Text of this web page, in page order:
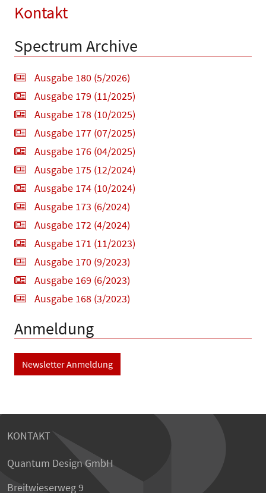
Kontakt
Spectrum Archive
Ausgabe 180 (5/2026)
Ausgabe 179 (11/2025)
Ausgabe 178 (10/2025)
Ausgabe 177 (07/2025)
Ausgabe 176 (04/2025)
Ausgabe 175 (12/2024)
Ausgabe 174 (10/2024)
Ausgabe 173 (6/2024)
Ausgabe 172 (4/2024)
Ausgabe 171 (11/2023)
Ausgabe 170 (9/2023)
Ausgabe 169 (6/2023)
Ausgabe 168 (3/2023)
Anmeldung
Newsletter Anmeldung
KONTAKT
Quantum Design GmbH
Breitwieserweg 9